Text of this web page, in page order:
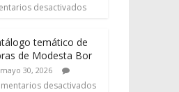
desactivados
temático de
de Modesta Bor
mayo 30, 2026
desactivados